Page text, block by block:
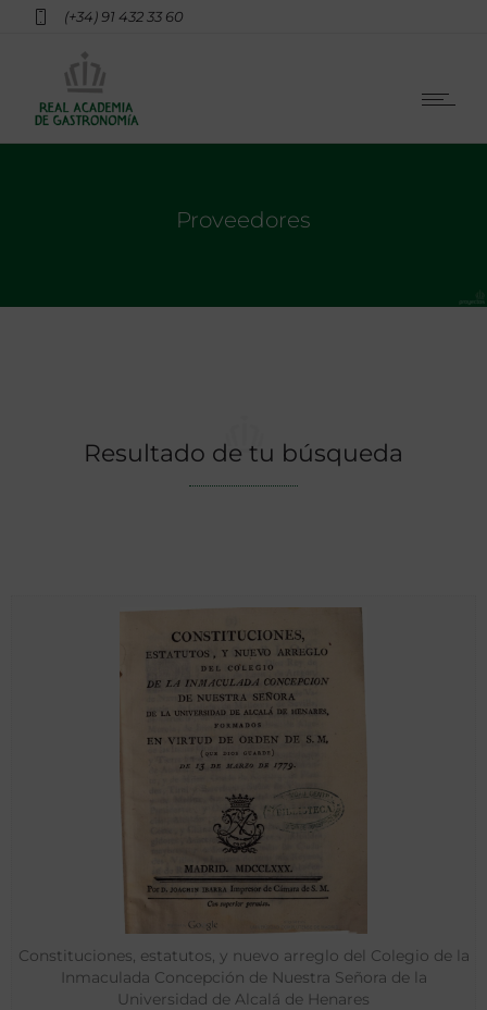
(+34) 91 432 33 60
Proveedores
Resultado de tu búsqueda
Constituciones, estatutos, y nuevo arreglo del Colegio de la
Inmaculada Concepción de Nuestra Señora de la
Universidad de Alcalá de Henares